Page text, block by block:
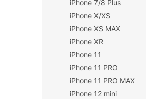
iPhone 7/8 Plus
iPhone X/XS
iPhone XS MAX
iPhone XR
iPhone 11
iPhone 11 PRO
iPhone 11 PRO MAX
iPhone 12 mini